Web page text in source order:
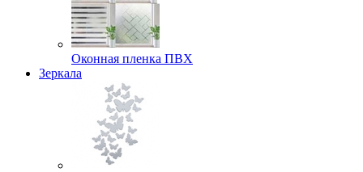
Оконная пленка ПВХ
Зеркала